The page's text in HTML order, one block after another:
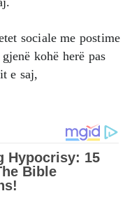
sociale me postime
kohë herë pas
e saj,